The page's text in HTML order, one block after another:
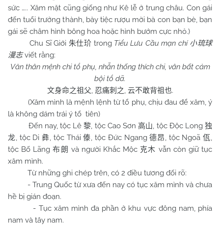
sức ….. Xăm mặt cũng giống như Kê lễ ở trung châu. Con gái
đến tuổi trưởng thành, bày tiệc rượu mời bà con bạn bè, bạn
gái sẽ châm hình bông hoa hoặc hình bướm cực nhỏ.)
Chu Sĩ Giới 朱仕玠 trong Tiểu Lưu Cầu mạn chí小琉球
漫志viết rằng:
Văn thân mệnh chi tổ phụ, nhẫn thống thích chi, vân bất cảm
bội tổ dã.
文身命之祖父, 忍痛刺之, 云不敢背祖也.
(Xăm mình là mệnh lệnh từ tổ phụ, chịu đau để xăm, ý
là không dám trái ý tổ tiên)
Đến nay, tộc Lê黎, tộc Cao Sơn高山, tộc Độc Long独
龙, tộc Di彝, tộc Thái傣, tộc Đức Ngang德昂, tộc Ngoã佤,
tộc Bố Lãng布朗 và người Khắc Mộc 克木 vẫn còn giữ tục
xăm mình.
Từ những ghi chép trên, có 2 điều tương đối rõ:
- Trung Quốc từ xưa đến nay có tục xăm mình và chưa
hề bị gián đoạn.
- Tục xăm mình đa phần ở khu vực đông nam, phía
nam và tây nam.